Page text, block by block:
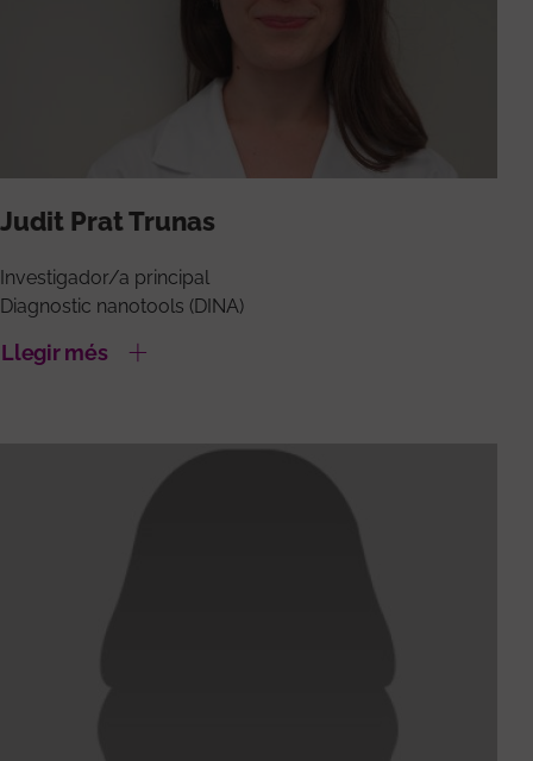
Judit Prat Trunas
Investigador/a principal
Diagnostic nanotools (DINA)
Llegir més